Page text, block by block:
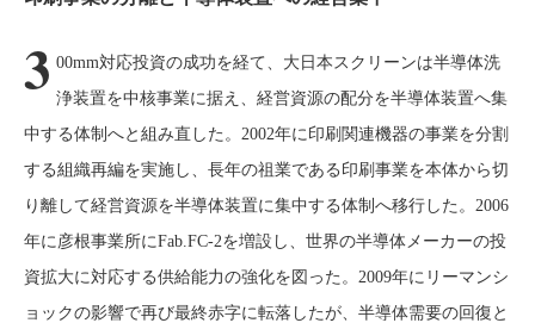
3 00mm対応投資の成功を経て、大日本スクリーンは半導体洗
浄装置を中核事業に据え、経営資源の配分を半導体装置へ集
中する体制へと組み直した。2002年に印刷関連機器の事業を分割
する組織再編を実施し、長年の祖業である印刷事業を本体から切
り離して経営資源を半導体装置に集中する体制へ移行した。2006
年に彦根事業所にFab.FC-2を増設し、世界の半導体メーカーの投
資拡大に対応する供給能力の強化を図った。2009年にリーマンシ
ョックの影響で再び最終赤字に転落したが、半導体需要の回復と